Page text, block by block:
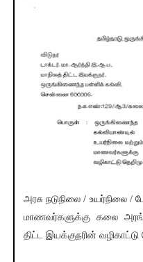
அரசு நடுநிலை / உயர்நிலை /
மாணவர்களுக்கு கலை
திட்ட இயக்குநரின்